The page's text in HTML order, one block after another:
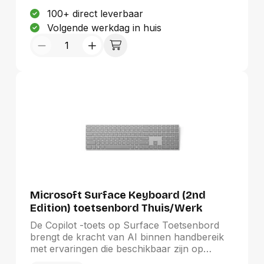
USB‑C-poort op en er wordt een geweven
USB‑C-oplaadkabel meegeleverd. Daarmee
kun je je Magic Keyboard aansluiten op een
USB‑C‑poort op je Mac om te pairen en op
100+ direct leverbaar
Volgende werkdag in huis
Microsoft Surface Keyboard (2nd
Edition) toetsenbord Thuis/Werk
Bluetooth QWERTY Grijs
De Copilot -toets op Surface Toetsenbord
brengt de kracht van AI binnen handbereik
met ervaringen die beschikbaar zijn op